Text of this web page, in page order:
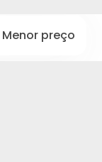
Menor preço